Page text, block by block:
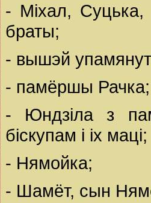
- Міхал, Суцька,
браты;
- вышэй
- памёршы Рачка;
- Юндзіла з
біскупам і іх маці;
- Нямойка;
- Шамёт, сын